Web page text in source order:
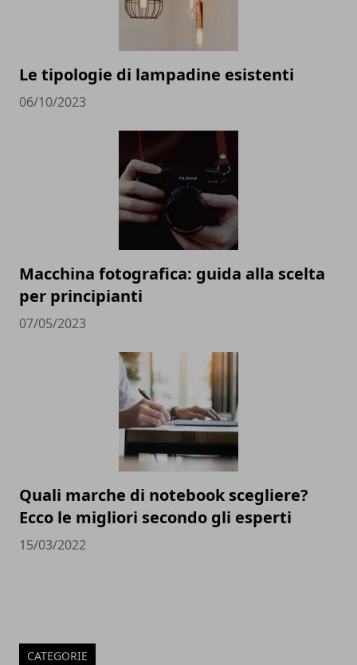
Le tipologie di lampadine esistenti
06/10/2023
Macchina fotografica: guida alla scelta
per principianti
07/05/2023
Quali marche di notebook scegliere?
Ecco le migliori secondo gli esperti
15/03/2022
CATEGORIE